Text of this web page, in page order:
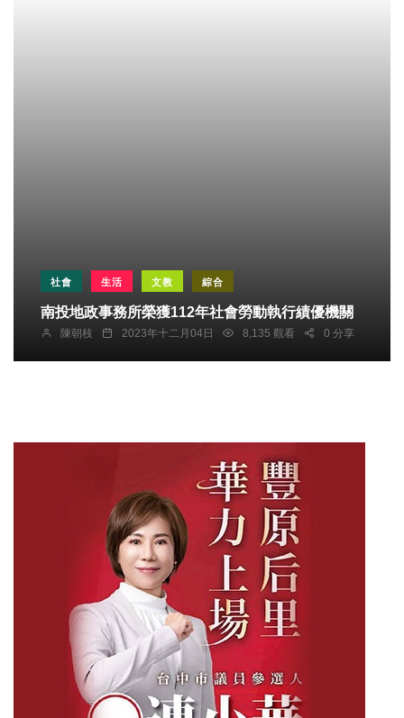
社會 生活 文教 綜合
南投地政事務所榮獲112年社會勞動執行績優機關
陳朝枝 2023年十二月04日 8,135 觀看 0 分享